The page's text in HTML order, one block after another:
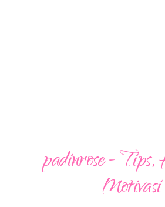
padinrose - Tips,
Motivasi